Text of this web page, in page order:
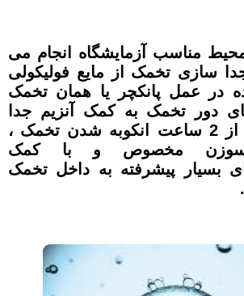
مناسب آزمایشگاه انجام می
سازی تخمک از مایع فولیکولی
در عمل پانکچر یا همان تخمک
دور تخمک به کمک آنزیم جدا
می‌شوند. پس از 2 ساعت انکوبه شدن تخمک ،
سوزن مخصوص و با کمک
بسیار پیشرفته به داخل تخمک